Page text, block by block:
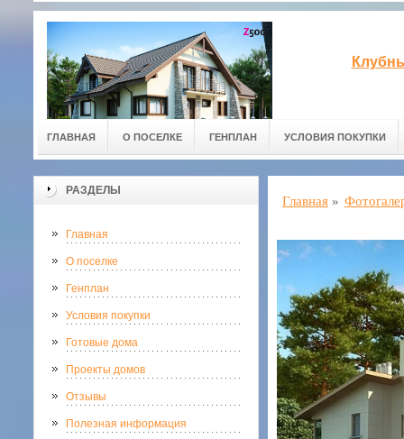
ГЛАВНАЯ О ПОСЕЛКЕ ГЕНПЛАН УСЛОВИЯ ПОКУПКИ
РАЗДЕЛЫ
Главная
О поселке
Генплан
Условия покупки
Готовые дома
Проекты домов
Отзывы
Полезная информация
Главная »